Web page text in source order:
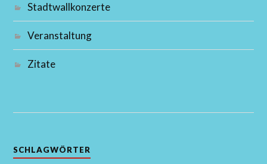
Stadtwallkonzerte
Veranstaltung
Zitate
SCHLAGWÖRTER